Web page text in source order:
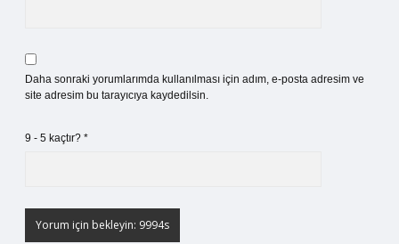
Daha sonraki yorumlarımda kullanılması için adım, e-posta adresim ve
site adresim bu tarayıcıya kaydedilsin.
9 - 5 kaçtır? *